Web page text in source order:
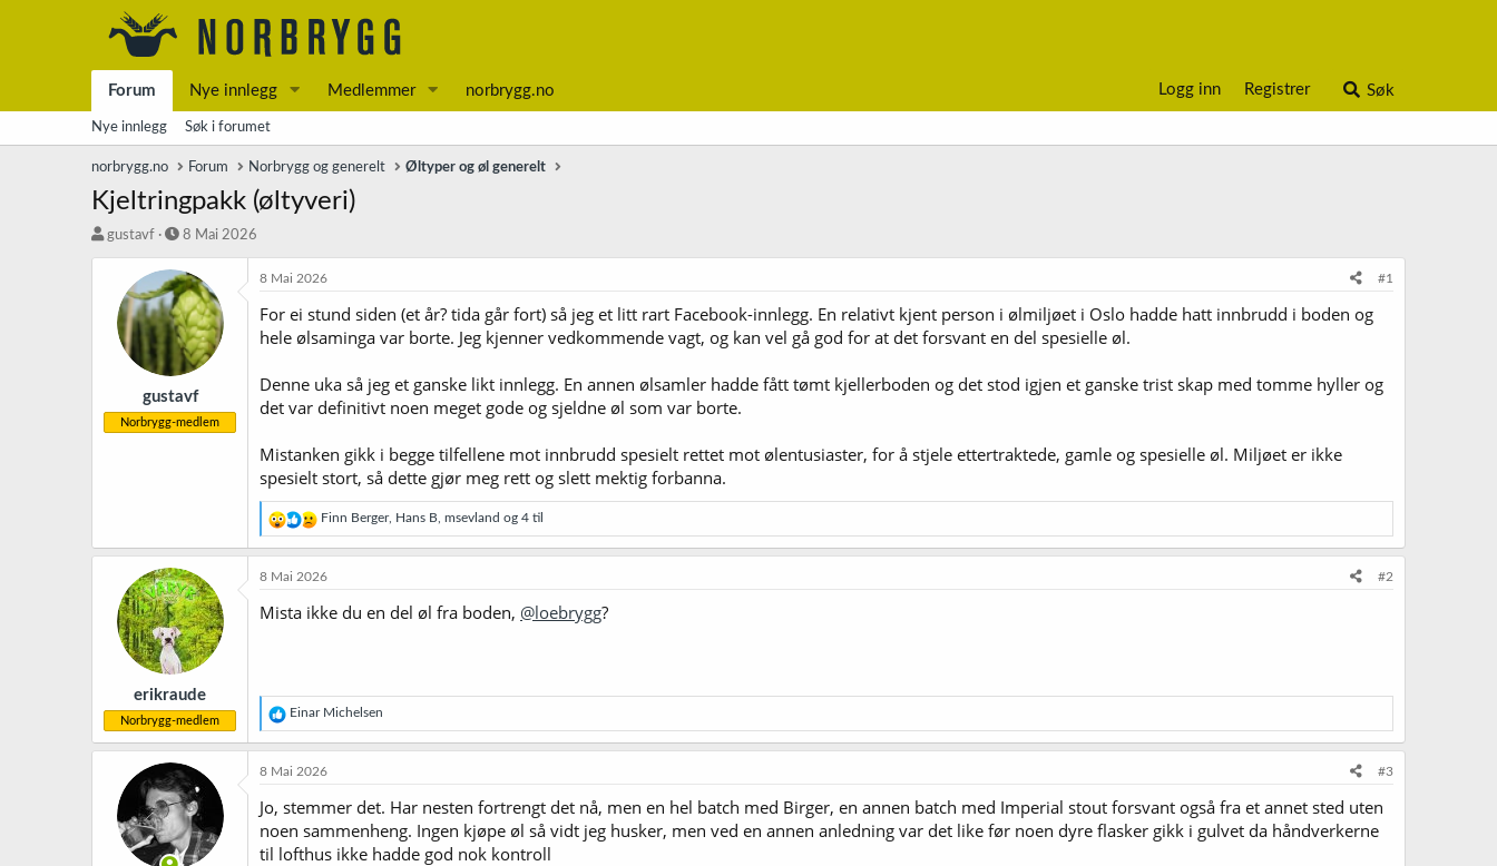
Forum Nye innlegg Medlemmer norbrygg.no Logg inn Registrer Søk
Nye innlegg Søk i forumet
norbrygg.no Forum Norbrygg og generelt Øltyper og øl generelt
Kjeltringpakk (øltyveri)
T
e
r
gustavf
S
a
r
t
d
a
t
o
8 Mai 2026
gustavf
Norbrygg-medlem
8 Mai 2026 #1
For ei stund siden (et år? tida går fort) så jeg et litt rart Facebook-innlegg. En relativt kjent person i ølmiljøet i Oslo hadde hatt innbrudd i boden og
hele ølsaminga var borte. Jeg kjenner vedkommende vagt, og kan vel gå god for at det forsvant en del spesielle øl.
Denne uka så jeg et ganske likt innlegg. En annen ølsamler hadde fått tømt kjellerboden og det stod igjen et ganske trist skap med tomme hyller og
det var definitivt noen meget gode og sjeldne øl som var borte.
Mistanken gikk i begge tilfellene mot innbrudd spesielt rettet mot ølentusiaster, for å stjele ettertraktede, gamle og spesielle øl. Miljøet er ikke
spesielt stort, så dette gjør meg rett og slett mektig forbanna.
R
e
a
k
j
o
:
Finn Berger, Hans B msevland og 4 til
erikraude
Norbrygg-medlem
8 Mai 2026 #2
Mista ikke du en del øl fra boden, @loebrygg?
R
e
a
k
o
n
e
Einar Michelsen
8 Mai 2026 #3
Jo, stemmer det. Har nesten fortrengt det nå, men en hel batch med Birger, en annen batch med Imperial stout forsvant også fra et annet sted uten
noen sammenheng. Ingen kjøpe øl så vidt jeg husker, men ved en annen anledning var det like før noen dyre flasker gikk i gulvet da håndverkerne
til lofthus ikke hadde god nok kontroll